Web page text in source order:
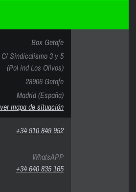
Box Getafe
C/ Sindicalismo 3 y 5
(Pol ind Los Olivos)
28906 Getafe
Madrid (España)
ver mapa de situación
+34 910 849 952
WhatsAPP
+34 640 835 165